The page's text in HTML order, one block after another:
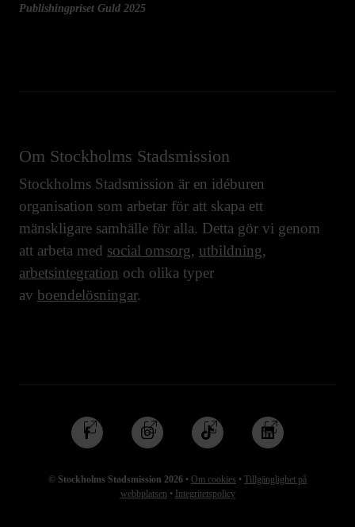
Publishingpriset Guld 2025
Om Stockholms Stadsmission
Stockholms Stadsmission är en idéburen
organisation som arbetar för att skapa ett
mänskligare samhälle för alla. Detta gör vi genom
att arbeta med social omsorg, utbildning,
arbetsintegration och olika typer
av boendelösningar.
© Stockholms Stadsmission 2026 • Om cookies • Tillgänglighet på
webbplatsen • Integritetspolicy
Följ
oss
Facebook
Följ
oss
Instagram
Följ
oss
TikTok
Följ
oss
Linkedin